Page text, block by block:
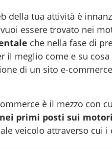
della tua attività è
essere trovato nei
che nella fase di
il meglio come e su
di un sito e-
è il mezzo con
primi posti sui
veicolo attraverso cui